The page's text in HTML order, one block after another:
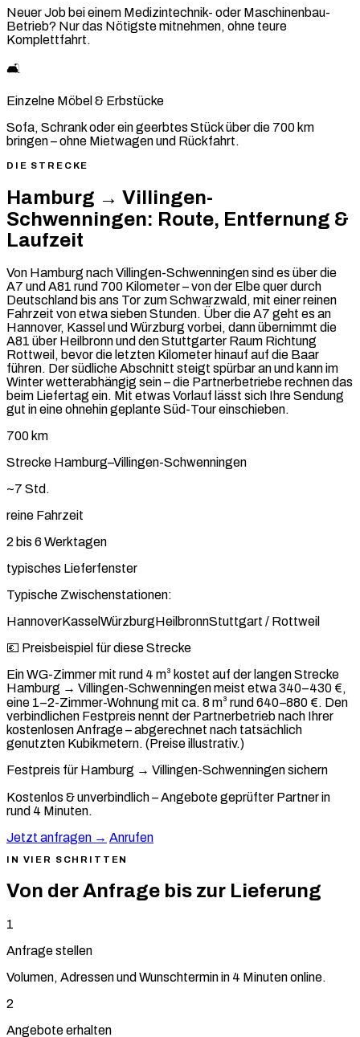
Neuer Job bei einem Medizintechnik- oder Maschinenbau-
Betrieb? Nur das Nötigste mitnehmen, ohne teure
Komplettfahrt.
🛋️
Einzelne Möbel & Erbstücke
Sofa, Schrank oder ein geerbtes Stück über die 700 km
bringen – ohne Mietwagen und Rückfahrt.
DIE STRECKE
Hamburg → Villingen-
Schwenningen: Route, Entfernung &
Laufzeit
Von Hamburg nach Villingen-Schwenningen sind es über die
A7 und A81 rund 700 Kilometer – von der Elbe quer durch
Deutschland bis ans Tor zum Schwarzwald, mit einer reinen
Fahrzeit von etwa sieben Stunden. Über die A7 geht es an
Hannover, Kassel und Würzburg vorbei, dann übernimmt die
A81 über Heilbronn und den Stuttgarter Raum Richtung
Rottweil, bevor die letzten Kilometer hinauf auf die Baar
führen. Der südliche Abschnitt steigt spürbar an und kann im
Winter wetterabhängig sein – die Partnerbetriebe rechnen das
beim Liefertag ein. Mit etwas Vorlauf lässt sich Ihre Sendung
gut in eine ohnehin geplante Süd-Tour einschieben.
700 km
Strecke Hamburg–Villingen-Schwenningen
~7 Std.
reine Fahrzeit
2 bis 6 Werktagen
typisches Lieferfenster
Typische Zwischenstationen:
HannoverKasselWürzburgHeilbronnStuttgart / Rottweil
💶 Preisbeispiel für diese Strecke
Ein WG-Zimmer mit rund 4 m³ kostet auf der langen Strecke
Hamburg → Villingen-Schwenningen meist etwa 340–430 €,
eine 1–2-Zimmer-Wohnung mit ca. 8 m³ rund 640–880 €. Den
verbindlichen Festpreis nennt der Partnerbetrieb nach Ihrer
kostenlosen Anfrage – abgerechnet nach tatsächlich
genutzten Kubikmetern. (Preise illustrativ.)
Festpreis für Hamburg → Villingen-Schwenningen sichern
Kostenlos & unverbindlich – Angebote geprüfter Partner in
rund 4 Minuten.
Jetzt anfragen → Anrufen
IN VIER SCHRITTEN
Von der Anfrage bis zur Lieferung
1
Anfrage stellen
Volumen, Adressen und Wunschtermin in 4 Minuten online.
2
Angebote erhalten